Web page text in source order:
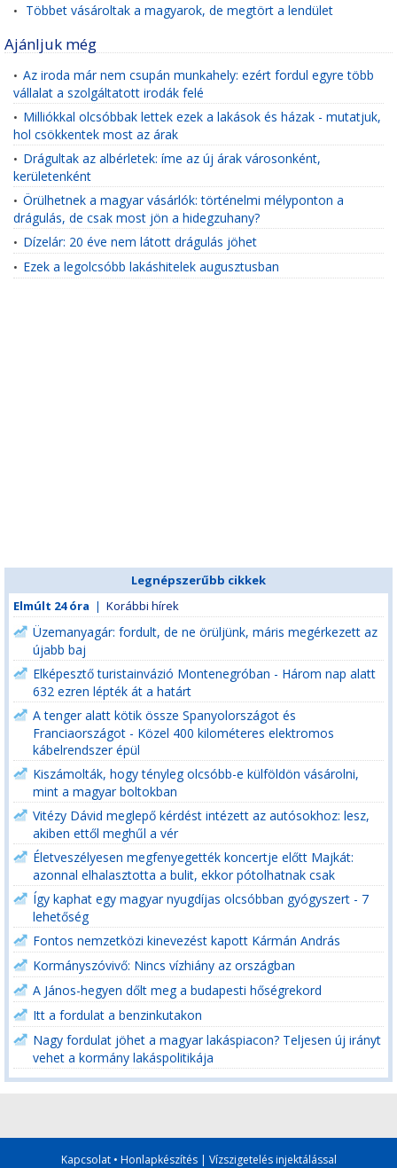
• Többet vásároltak a magyarok, de megtört a lendület
Ajánljuk még
• Az iroda már nem csupán munkahely: ezért fordul egyre több
vállalat a szolgáltatott irodák felé
• Milliókkal olcsóbbak lettek ezek a lakások és házak - mutatjuk,
hol csökkentek most az árak
• Drágultak az albérletek: íme az új árak városonként,
kerületenként
• Örülhetnek a magyar vásárlók: történelmi mélyponton a
drágulás, de csak most jön a hidegzuhany?
• Dízelár: 20 éve nem látott drágulás jöhet
• Ezek a legolcsóbb lakáshitelek augusztusban
Legnépszerűbb cikkek
Elmúlt 24 óra | Korábbi hírek
Üzemanyagár: fordult, de ne örüljünk, máris megérkezett az
újabb baj
Elképesztő turistainvázió Montenegróban - Három nap alatt
632 ezren lépték át a határt
A tenger alatt kötik össze Spanyolországot és
Franciaországot - Közel 400 kilométeres elektromos
kábelrendszer épül
Kiszámolták, hogy tényleg olcsóbb-e külföldön vásárolni,
mint a magyar boltokban
Vitézy Dávid meglepő kérdést intézett az autósokhoz: lesz,
akiben ettől meghűl a vér
Életveszélyesen megfenyegették koncertje előtt Majkát:
azonnal elhalasztotta a bulit, ekkor pótolhatnak csak
Így kaphat egy magyar nyugdíjas olcsóbban gyógyszert - 7
lehetőség
Fontos nemzetközi kinevezést kapott Kármán András
Kormányszóvivő: Nincs vízhiány az országban
A János-hegyen dőlt meg a budapesti hőségrekord
Itt a fordulat a benzinkutakon
Nagy fordulat jöhet a magyar lakáspiacon? Teljesen új irányt
vehet a kormány lakáspolitikája
Kapcsolat• Honlapkészítés| Vízszigetelés injektálással